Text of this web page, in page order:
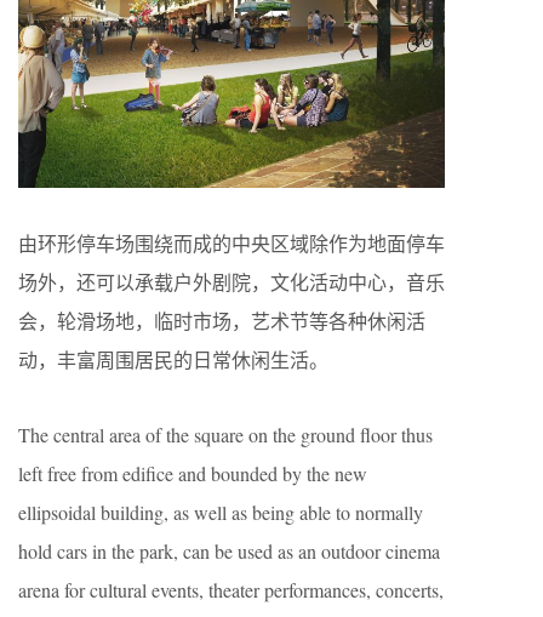
由环形停车场围绕而成的中央区域除作为地面停车
场外，还可以承载户外剧院，文化活动中心，音乐
会，轮滑场地，临时市场，艺术节等各种休闲活
动，丰富周围居民的日常休闲生活。
The central area of the square on the ground floor thus
left free from edifice and bounded by the new
ellipsoidal building, as well as being able to normally
hold cars in the park, can be used as an outdoor cinema
arena for cultural events, theater performances, concerts,